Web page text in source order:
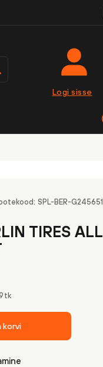
Logi sisse
SPL-BER-
TIRES ALL
tk
korvi